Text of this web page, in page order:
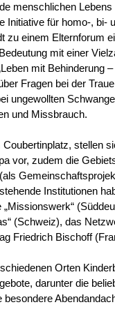
menschlichen
Initiative für homo-, bi-
zu einem Elternforum
mit einer
mit Behinderung
Fragen bei der
ungewollten
und Missbrauch.
stellen
vor, zudem die
Institutionen
(Schweiz), das
Friedrich Bischoff
Orten
darunter die